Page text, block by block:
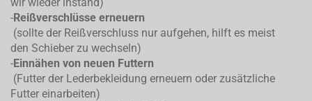
-Reißverschlüsse erneuern
(sollte der Reißverschluss nur aufgehen, hilft es meist
den Schieber zu wechseln)
-Einnähen von neuen Futtern
(Futter der Lederbekleidung erneuern oder zusätzliche
Futter einarbeiten)